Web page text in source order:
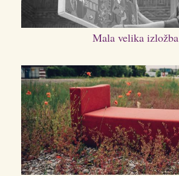
Mala velika izložba